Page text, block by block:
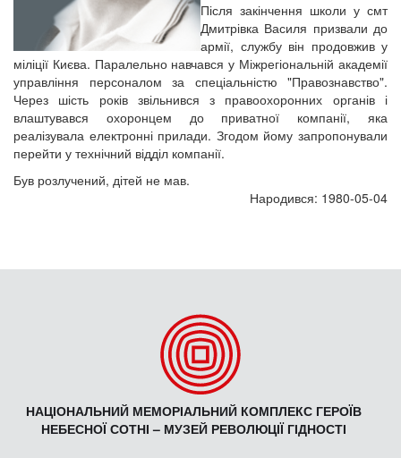
Після закінчення школи у смт
Дмитрівка Василя призвали до
армії, службу він продовжив у
міліції Києва. Паралельно навчався у Міжрегіональній академії
управління персоналом за спеціальністю "Правознавство".
Через шість років звільнився з правоохоронних органів і
влаштувався охоронцем до приватної компанії, яка
реалізувала електронні прилади. Згодом йому запропонували
перейти у технічний відділ компанії.
Був розлучений, дітей не мав.
Народився: 1980-05-04
НАЦІОНАЛЬНИЙ МЕМОРІАЛЬНИЙ КОМПЛЕКС ГЕРОЇВ
НЕБЕСНОЇ СОТНІ – МУЗЕЙ РЕВОЛЮЦІЇ ГІДНОСТІ